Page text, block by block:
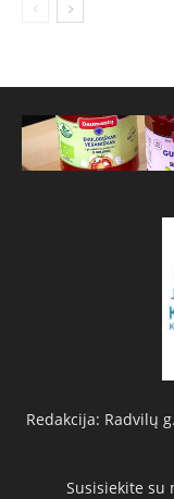
Redakcija: Radvilų
Susisiekite su